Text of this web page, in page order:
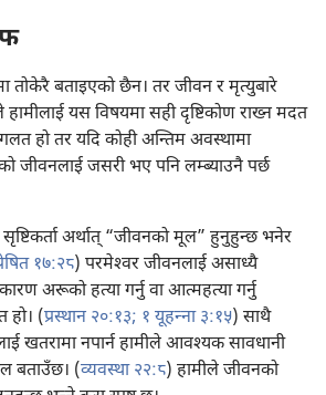
तोकेरै बताइएको छैन। तर जीवन र मृत्युबारे
यस विषयमा सही दृष्टिकोण राख्न मदत
हो तर यदि कोही अन्तिम अवस्थामा
जीवनलाई जसरी भए पनि लम्ब्याउनै पर्छ
अर्थात्‌ “जीवनको मूल” हुनुहुन्छ भनेर
१७:२८) परमेश्‍वर जीवनलाई असाध्यै
अरूको हत्या गर्नु वा आत्महत्या गर्नु
हो। (प्रस्थान २०:१३; १ यूहन्‍ना ३:१५) साथै
खतरामा नपार्न हामीले आवश्‍यक सावधानी
बताउँछ। (व्यवस्था २२:८) हामीले जीवनको